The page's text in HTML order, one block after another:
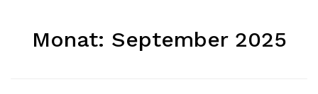
Monat: September 2025